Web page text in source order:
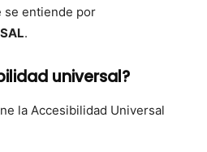
se entiende por
.
universal?
la Acce­si­bil­i­dad Uni­ver­sal